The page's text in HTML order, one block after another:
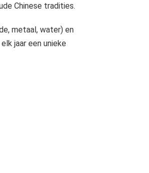
Chinese tradities.
metaal, water) en
jaar een unieke